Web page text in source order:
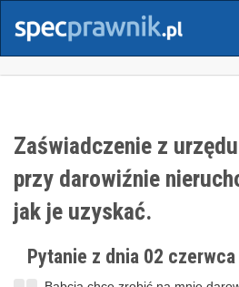
Zaświadczenie z
przy darowiźnie
jak je uzyskać.
Pytanie z dnia 02 czerwca